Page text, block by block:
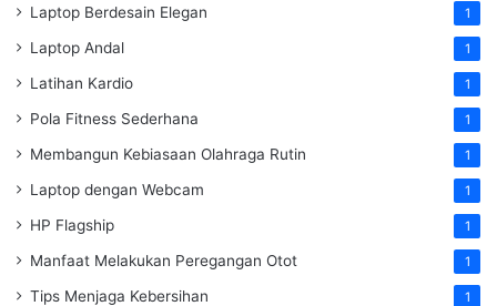
Laptop Berdesain Elegan 1
Laptop Andal 1
Latihan Kardio 1
Pola Fitness Sederhana 1
Membangun Kebiasaan Olahraga Rutin 1
Laptop dengan Webcam 1
HP Flagship 1
Manfaat Melakukan Peregangan Otot 1
Tips Menjaga Kebersihan 1